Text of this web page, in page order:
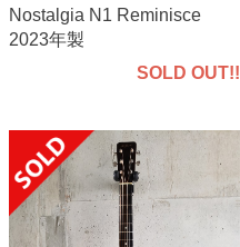
Nostalgia N1 Reminisce
2023年製
SOLD OUT!!